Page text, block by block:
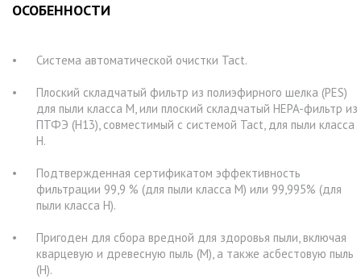
ОСОБЕННОСТИ
Система автоматической очистки Tact.
Плоский складчатый фильтр из полиэфирного шелка (PES)
для пыли класса M, или плоский складчатый HEPA-фильтр из
ПТФЭ (H13), совместимый с системой Tact, для пыли класса
H.
Подтвержденная сертификатом эффективность
фильтрации 99,9 % (для пыли класса M) или 99,995% (для
пыли класса H).
Пригоден для сбора вредной для здоровья пыли, включая
кварцевую и древесную пыль (М), а также асбестовую пыль
(Н).